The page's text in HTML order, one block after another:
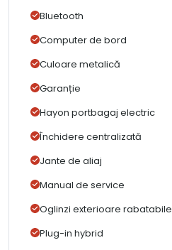
Bluetooth
Computer de bord
Culoare metalică
Garanție
Hayon portbagaj electric
Închidere centralizată
Jante de aliaj
Manual de service
Oglinzi exterioare rabatabile
Plug-in hybrid